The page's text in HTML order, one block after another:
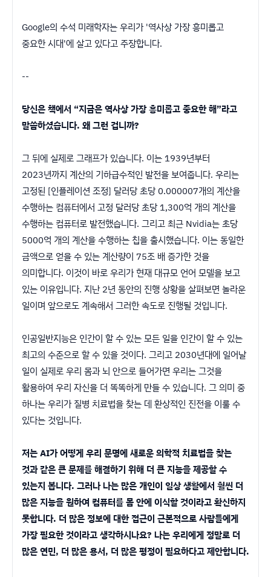
Google의 수석 미래학자는 우리가 '역사상 가장 흥미롭고
중요한 시대'에 살고 있다고 주장합니다.
--
당신은 책에서 “지금은 역사상 가장 흥미롭고 중요한 해”라고
말씀하셨습니다. 왜 그런 겁니까?
그 뒤에 실제로 그래프가 있습니다. 이는 1939년부터
2023년까지 계산의 기하급수적인 발전을 보여줍니다. 우리는
고정된 [인플레이션 조정] 달러당 초당 0.000007개의 계산을
수행하는 컴퓨터에서 고정 달러당 초당 1,300억 개의 계산을
수행하는 컴퓨터로 발전했습니다. 그리고 최근 Nvidia는 초당
5000억 개의 계산을 수행하는 칩을 출시했습니다. 이는 동일한
금액으로 얻을 수 있는 계산량이 75조 배 증가한 것을
의미합니다. 이것이 바로 우리가 현재 대규모 언어 모델을 보고
있는 이유입니다. 지난 2년 동안의 진행 상황을 살펴보면 놀라운
일이며 앞으로도 계속해서 그러한 속도로 진행될 것입니다.
인공일반지능은 인간이 할 수 있는 모든 일을 인간이 할 수 있는
최고의 수준으로 할 수 있을 것이다. 그리고 2030년대에 일어날
일이 실제로 우리 몸과 뇌 안으로 들어가면 우리는 그것을
활용하여 우리 자신을 더 똑똑하게 만들 수 있습니다. 그 의미 중
하나는 우리가 질병 치료법을 찾는 데 환상적인 진전을 이룰 수
있다는 것입니다.
저는 AI가 어떻게 우리 문명에 새로운 의학적 치료법을 찾는
것과 같은 큰 문제를 해결하기 위해 더 큰 지능을 제공할 수
있는지 봅니다. 그러나 나는 많은 개인이 일상 생활에서 훨씬 더
많은 지능을 원하여 컴퓨터를 몸 안에 이식할 것이라고 확신하지
못합니다. 더 많은 정보에 대한 접근이 근본적으로 사람들에게
가장 필요한 것이라고 생각하시나요? 나는 우리에게 정말로 더
많은 연민, 더 많은 용서, 더 많은 평정이 필요하다고 제안합니다.